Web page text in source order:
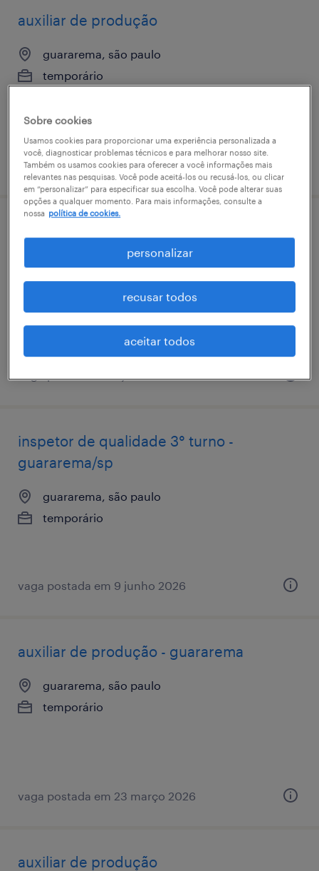
auxiliar de produção
guararema, são paulo
temporário
vaga postada em 13 abril 2026
temporária - guararema/sp
guararema, são paulo
inspetor de qualidade 3° turno -
guararema/sp
guararema, são paulo
temporário
vaga postada em 9 junho 2026
auxiliar de produção - guararema
guararema, são paulo
temporário
vaga postada em 23 março 2026
auxiliar de produção
Sobre cookies
Usamos cookies para proporcionar uma experiência personalizada a
você, diagnosticar problemas técnicos e para melhorar nosso site.
Também os usamos cookies para oferecer a você informações mais
relevantes nas pesquisas. Você pode aceitá-los ou recusá-los, ou clicar
em “personalizar” para especificar sua escolha. Você pode alterar suas
opções a qualquer momento. Para mais informações, consulte a
nossa política de cookies.
personalizar
recusar todos
aceitar todos